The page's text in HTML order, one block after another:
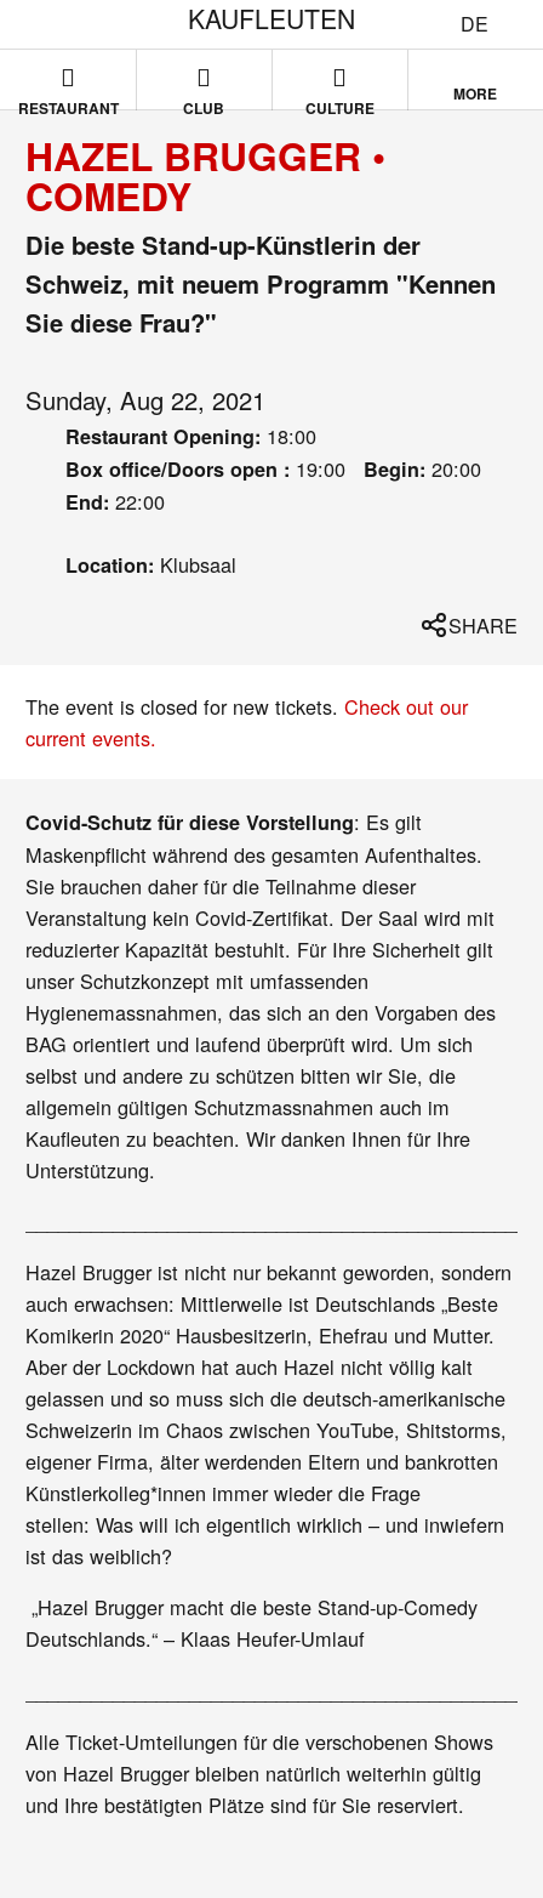
DE
KAUFLEUTEN
RESTAURANT CLUB CULTURE
MORE
HAZEL BRUGGER •
COMEDY
Die beste Stand-up-Künstlerin der
Schweiz, mit neuem Programm "Kennen
Sie diese Frau?"
Sunday, Aug 22, 2021
Restaurant Opening: 18:00
Box office/Doors open : 19:00 Begin: 20:00
End: 22:00
Location: Klubsaal
SHARE
The event is closed for new tickets.Check out our
current events.
Covid-Schutz für diese Vorstellung: Es gilt
Maskenpflicht während des gesamten Aufenthaltes.
Sie brauchen daher für die Teilnahme dieser
Veranstaltung kein Covid-Zertifikat. Der Saal wird mit
reduzierter Kapazität bestuhlt. Für Ihre Sicherheit gilt
unser Schutzkonzept mit umfassenden
Hygienemassnahmen, das sich an den Vorgaben des
BAG orientiert und laufend überprüft wird. Um sich
selbst und andere zu schützen bitten wir Sie, die
allgemein gültigen Schutzmassnahmen auch im
Kaufleuten zu beachten. Wir danken Ihnen für Ihre
Unterstützung.
Hazel Brugger ist nicht nur bekannt geworden, sondern
auch erwachsen: Mittlerweile ist Deutschlands „Beste
Komikerin 2020“ Hausbesitzerin, Ehefrau und Mutter.
Aber der Lockdown hat auch Hazel nicht völlig kalt
gelassen und so muss sich die deutsch-amerikanische
Schweizerin im Chaos zwischen YouTube, Shitstorms,
eigener Firma, älter werdenden Eltern und bankrotten
Künstlerkolleg*innen immer wieder die Frage
stellen: Was will ich eigentlich wirklich – und inwiefern
ist das weiblich?
„Hazel Brugger macht die beste Stand-up-Comedy
Deutschlands.“ – Klaas Heufer-Umlauf
Alle Ticket-Umteilungen für die verschobenen Shows
von Hazel Brugger bleiben natürlich weiterhin gültig
und Ihre bestätigten Plätze sind für Sie reserviert.